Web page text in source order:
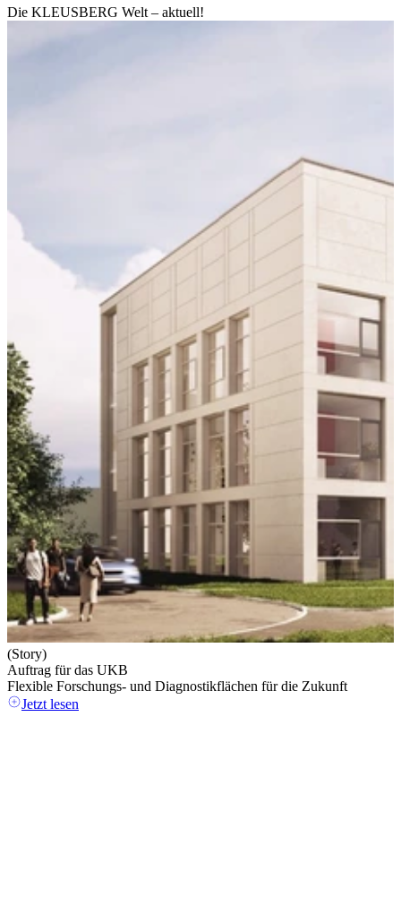
Die KLEUSBERG Welt – aktuell!
(Story)
Auftrag für das UKB
Flexible Forschungs- und Diagnostikflächen für die Zukunft
Jetzt lesen